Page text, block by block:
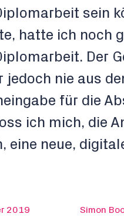
sein
hatte ich noch
Der
jedoch nie aus
für die
ich mich, die
eine neue,
2019 Simon